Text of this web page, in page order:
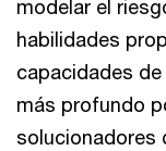
modelar el
habilidades
capacidades
más profundo
solucionadores